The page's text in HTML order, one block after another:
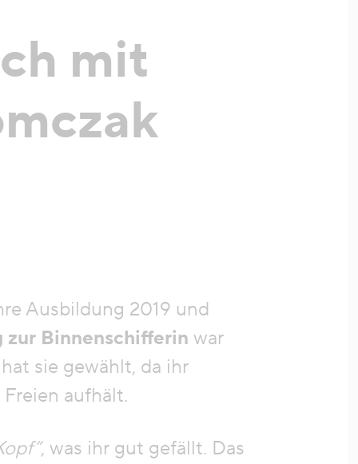
mit
Ausbildung 2019 und
zur Binnenschifferin war
sie gewählt, da ihr
aufhält.
, was ihr gut gefällt. Das